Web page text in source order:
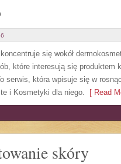
się wokół
które interesują się
serwis, która wpisuje się w
i Kosmetyki dla niego. [ Read
skóry